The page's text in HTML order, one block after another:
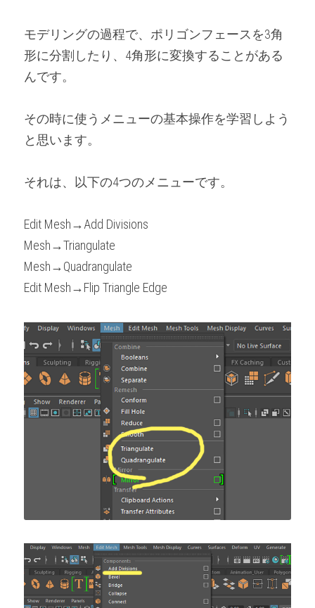
モデリングの過程で、ポリゴンフェースを3角
形に分割したり、4角形に変換することがある
んです。
その時に使うメニューの基本操作を学習しよう
と思います。
それは、以下の4つのメニューです。
Edit Mesh→Add Divisions
Mesh→Triangulate
Mesh→Quadrangulate
Edit Mesh→Flip Triangle Edge